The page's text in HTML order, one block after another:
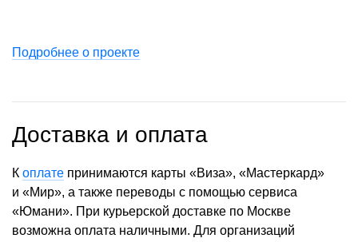
Подробнее о проекте
Доставка и оплата
К оплате принимаются карты «Виза», «Мастеркард»
и «Мир», а также переводы с помощью сервиса
«Юмани». При курьерской доставке по Москве
возможна оплата наличными. Для организаций